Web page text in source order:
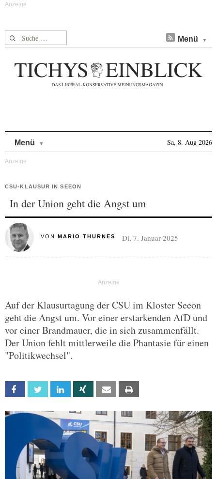
Suche nach: Menü
Menü Sa, 8. Aug 2026
CSU-KLAUSUR IN SEEON
In der Union geht die Angst um
VON MARIO THURNES Di, 7. Januar 2025
Auf der Klausurtagung der CSU im Kloster Seeon
geht die Angst um. Vor einer erstarkenden AfD und
vor einer Brandmauer, die in sich zusammenfällt.
Der Union fehlt mittlerweile die Phantasie für einen
"Politikwechsel".
Facebook Twitter Linkedin Xing Email